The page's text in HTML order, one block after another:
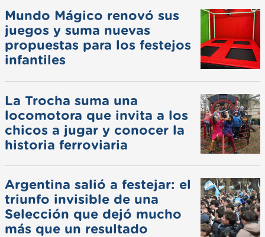
Mundo Mágico renovó sus
juegos y suma nuevas
propuestas para los festejos
infantiles
La Trocha suma una
locomotora que invita a los
chicos a jugar y conocer la
historia ferroviaria
Argentina salió a festejar: el
triunfo invisible de una
Selección que dejó mucho
más que un resultado